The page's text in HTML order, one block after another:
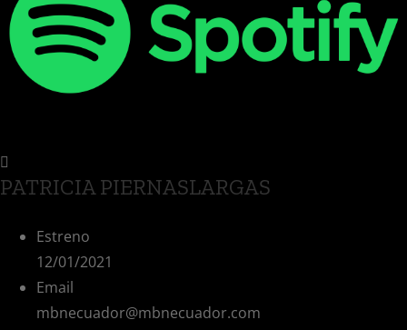
PATRICIA PIERNASLARGAS
Estreno
12/01/2021
Email
mbnecuador@mbnecuador.com